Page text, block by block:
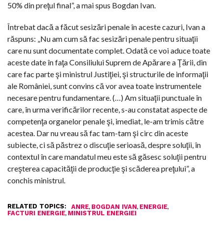
50% din preţul final”, a mai spus Bogdan Ivan.
Întrebat dacă a făcut sesizări penale în aceste cazuri, Ivan a
răspuns: „Nu am cum să fac sesizări penale pentru situaţii
care nu sunt documentate complet. Odată ce voi aduce toate
aceste date în faţa Consiliului Suprem de Apărare a Ţării, din
care fac parte şi ministrul Justiţiei, şi structurile de informaţii
ale României, sunt convins că vor avea toate instrumentele
necesare pentru fundamentare. (…) Am situaţii punctuale în
care, în urma verificărilor recente, s-au constatat aspecte de
competenţa organelor penale şi, imediat, le-am trimis către
acestea. Dar nu vreau să fac tam-tam şi circ din aceste
subiecte, ci să păstrez o discuţie serioasă, despre soluţii, în
contextul în care mandatul meu este să găsesc soluţii pentru
creşterea capacităţii de producţie şi scăderea preţului”, a
conchis ministrul.
RELATED TOPICS: ANRE, BOGDAN IVAN, ENERGIE,
FACTURI ENERGIE, MINISTRUL ENERGIEI